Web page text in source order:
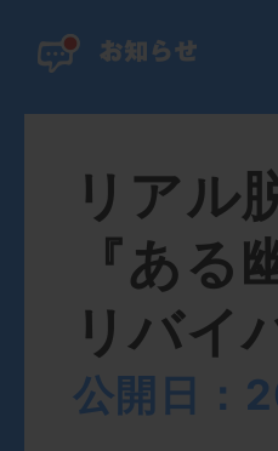
リアル
『あ
リバイ
公開日